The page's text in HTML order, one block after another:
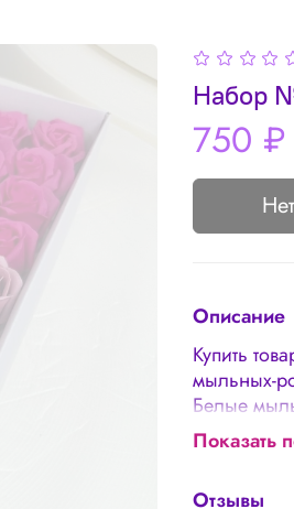
Набор
750 ₽
Описание
Купить
мыльных-
Белые
подарок
см В
Показать
Отзывы